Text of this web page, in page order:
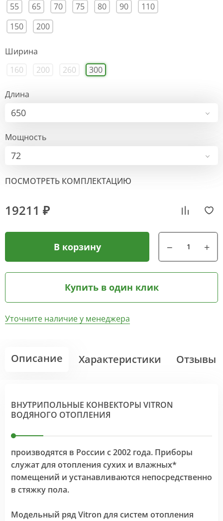
55
65 70 75 80 90
110
150
200
Ширина
160
200 260 300
Длина
650
Мощность
72
ПОСМОТРЕТЬ КОМПЛЕКТАЦИЮ
19211 ₽
В корзину
Купить в один клик
Уточните наличие у менеджера
Описание Характеристики Отзывы
ВНУТРИПОЛЬНЫЕ КОНВЕКТОРЫ VITRON
ВОДЯНОГО ОТОПЛЕНИЯ
производятся в России с 2002 года. Приборы
служат для отопления сухих и влажных*
помещений и устанавливаются непосредственно
в стяжку пола.
Модельный ряд Vitron для систем отопления